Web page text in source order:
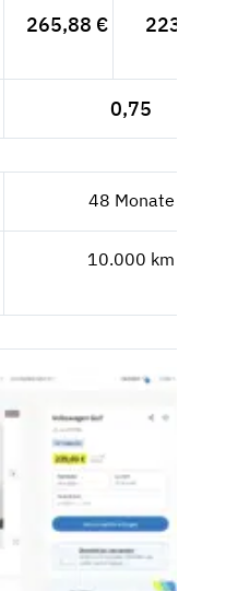
265,88 € 223,42 €
0,75
48 Monate
10.000 km